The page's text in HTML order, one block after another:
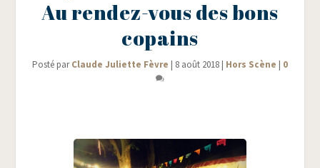
Au rendez-vous des bons
copains
Posté parClaude Juliette Fèvre | 8 août 2018 | Hors Scène | 0